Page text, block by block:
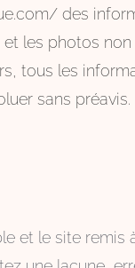
des
les photos
tous les
sans préavis.
le site remis